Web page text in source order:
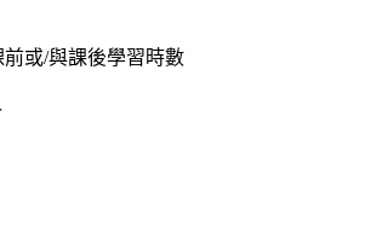
或/與課後學習時數